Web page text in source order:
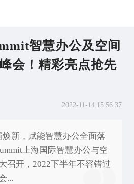
智慧办公及空间
会！精彩亮点抢先
2022-11-14 15:56:37
新，赋能智慧办公全面落
上海国际智慧办公与空
召开，2022下半年不容错过
...